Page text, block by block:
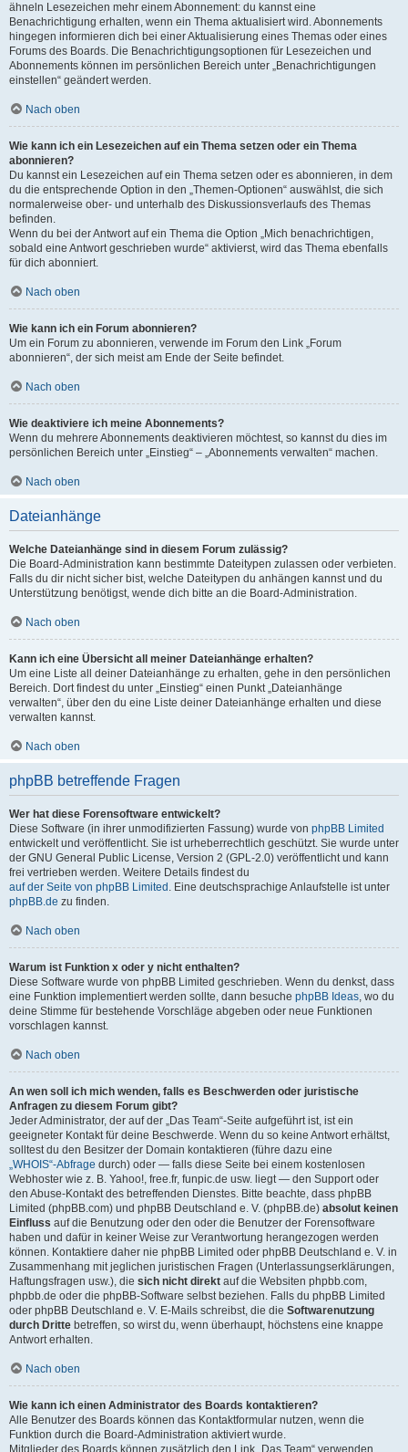
ähneln Lesezeichen mehr einem Abonnement: du kannst eine
Benachrichtigung erhalten, wenn ein Thema aktualisiert wird. Abonnements
hingegen informieren dich bei einer Aktualisierung eines Themas oder eines
Forums des Boards. Die Benachrichtigungsoptionen für Lesezeichen und
Abonnements können im persönlichen Bereich unter „Benachrichtigungen
einstellen“ geändert werden.
Nach oben
Wie kann ich ein Lesezeichen auf ein Thema setzen oder ein Thema
abonnieren?
Du kannst ein Lesezeichen auf ein Thema setzen oder es abonnieren, in dem
du die entsprechende Option in den „Themen-Optionen“ auswählst, die sich
normalerweise ober- und unterhalb des Diskussionsverlaufs des Themas
befinden.
Wenn du bei der Antwort auf ein Thema die Option „Mich benachrichtigen,
sobald eine Antwort geschrieben wurde“ aktivierst, wird das Thema ebenfalls
für dich abonniert.
Nach oben
Wie kann ich ein Forum abonnieren?
Um ein Forum zu abonnieren, verwende im Forum den Link „Forum
abonnieren“, der sich meist am Ende der Seite befindet.
Nach oben
Wie deaktiviere ich meine Abonnements?
Wenn du mehrere Abonnements deaktivieren möchtest, so kannst du dies im
persönlichen Bereich unter „Einstieg“ – „Abonnements verwalten“ machen.
Nach oben
Dateianhänge
Welche Dateianhänge sind in diesem Forum zulässig?
Die Board-Administration kann bestimmte Dateitypen zulassen oder verbieten.
Falls du dir nicht sicher bist, welche Dateitypen du anhängen kannst und du
Unterstützung benötigst, wende dich bitte an die Board-Administration.
Nach oben
Kann ich eine Übersicht all meiner Dateianhänge erhalten?
Um eine Liste all deiner Dateianhänge zu erhalten, gehe in den persönlichen
Bereich. Dort findest du unter „Einstieg“ einen Punkt „Dateianhänge
verwalten“, über den du eine Liste deiner Dateianhänge erhalten und diese
verwalten kannst.
Nach oben
phpBB betreffende Fragen
Wer hat diese Forensoftware entwickelt?
Diese Software (in ihrer unmodifizierten Fassung) wurde von phpBB Limited
entwickelt und veröffentlicht. Sie ist urheberrechtlich geschützt. Sie wurde unter
der GNU General Public License, Version 2 (GPL-2.0) veröffentlicht und kann
frei vertrieben werden. Weitere Details findest du
auf der Seite von phpBB Limited . Eine deutschsprachige Anlaufstelle ist unter
phpBB.de zu finden.
Nach oben
Warum ist Funktion x oder y nicht enthalten?
Diese Software wurde von phpBB Limited geschrieben. Wenn du denkst, dass
eine Funktion implementiert werden sollte, dann besuche phpBB Ideas, wo du
deine Stimme für bestehende Vorschläge abgeben oder neue Funktionen
vorschlagen kannst.
Nach oben
An wen soll ich mich wenden, falls es Beschwerden oder juristische
Anfragen zu diesem Forum gibt?
Jeder Administrator, der auf der „Das Team“-Seite aufgeführt ist, ist ein
geeigneter Kontakt für deine Beschwerde. Wenn du so keine Antwort erhältst,
solltest du den Besitzer der Domain kontaktieren (führe dazu eine
„WHOIS“-Abfrage durch) oder — falls diese Seite bei einem kostenlosen
Webhoster wie z. B. Yahoo!, free.fr, funpic.de usw. liegt — den Support oder
den Abuse-Kontakt des betreffenden Dienstes. Bitte beachte, dass phpBB
Limited (phpBB.com) und phpBB Deutschland e. V. (phpBB.de) absolut keinen
Einfluss auf die Benutzung oder den oder die Benutzer der Forensoftware
haben und dafür in keiner Weise zur Verantwortung herangezogen werden
können. Kontaktiere daher nie phpBB Limited oder phpBB Deutschland e. V. in
Zusammenhang mit jeglichen juristischen Fragen (Unterlassungserklärungen,
Haftungsfragen usw.), die sich nicht direkt auf die Websiten phpbb.com,
phpbb.de oder die phpBB-Software selbst beziehen. Falls du phpBB Limited
oder phpBB Deutschland e. V. E-Mails schreibst, die die Softwarenutzung
durch Dritte betreffen, so wirst du, wenn überhaupt, höchstens eine knappe
Antwort erhalten.
Nach oben
Wie kann ich einen Administrator des Boards kontaktieren?
Alle Benutzer des Boards können das Kontaktformular nutzen, wenn die
Funktion durch die Board-Administration aktiviert wurde.
Mitglieder des Boards können zusätzlich den Link „Das Team“ verwenden.